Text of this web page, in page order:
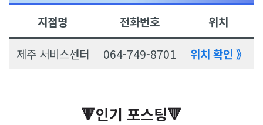
지점명 전화번호 위치
제주 서비스센터 064-749-8701 위치 확인 》
🔻인기 포스팅🔻